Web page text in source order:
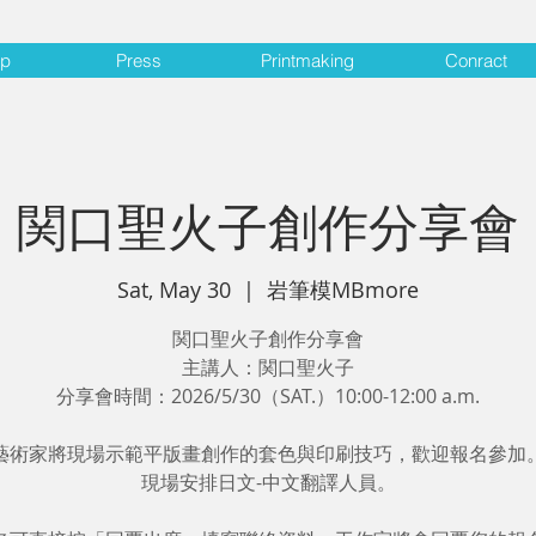
Press Printmaking Conract
関口聖火子創作分享會
Sat, May 30
  |
岩筆模MBmore
関口聖火子創作分享會
主講人：関口聖火子
分享會時間：2026/5/30（SAT.）10:00-12:00 a.m.
術家將現場示範平版畫創作的套色與印刷技巧，歡迎報名參加。
現場安排日文-中文翻譯人員。